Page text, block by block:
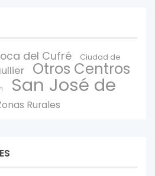
del Cufré
Ciudad de
Otros Centros
San José de
Rurales